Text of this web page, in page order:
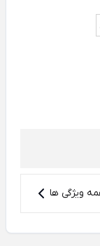
ویژگی ها